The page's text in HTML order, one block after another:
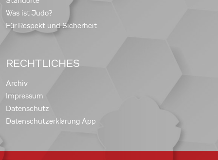
Was ist Judo?
Für Respekt und Sicherheit
RECHTLICHES
Archiv
Impressum
Datenschutz
Datenschutzerklärung App